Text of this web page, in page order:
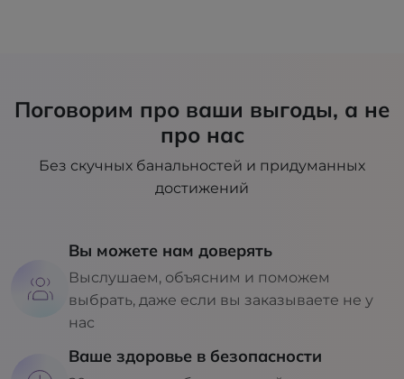
Поговорим про ваши выгоды, а не
про нас
Без скучных банальностей и придуманных
достижений
Вы можете нам доверять
Выслушаем, объясним и поможем
выбрать, даже если вы заказываете не у
нас
Ваше здоровье в безопасности